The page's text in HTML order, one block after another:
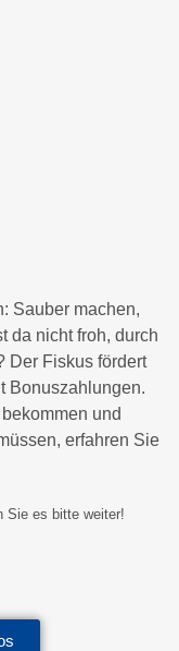
Sauber machen,
da nicht froh, durch
Der Fiskus fördert
Bonuszahlungen.
und
erfahren Sie
Sie es bitte weiter!